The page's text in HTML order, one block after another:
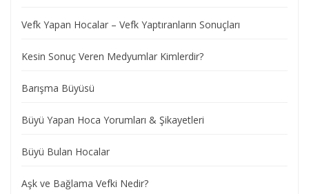
Vefk Yapan Hocalar – Vefk Yaptıranların Sonuçları
Kesin Sonuç Veren Medyumlar Kimlerdir?
Barışma Büyüsü
Büyü Yapan Hoca Yorumları & Şikayetleri
Büyü Bulan Hocalar
Aşk ve Bağlama Vefki Nedir?